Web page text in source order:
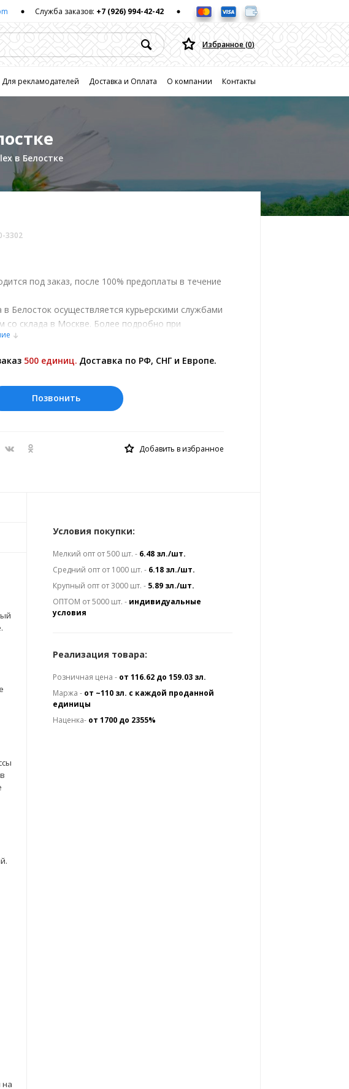
Служба заказов: +7 (926) 994-42-42
Избранное (0)
Для рекламодателей Доставка и Оплата О компании Контакты
в Белостке
3302
под заказ, после 100% предоплаты в течение
в Белосток осуществляется курьерскими службами
со склада в Москве. Более подробно при
с менеджером.
Текущий курс 10 руб.= 0.588984 зл.
500 единиц. Доставка по РФ, СНГ и Европе.
Позвонить
Добавить в избранное
на
Условия покупки:
Мелкий опт от 500 шт. - 6.48 зл./шт.
Средний опт от 1000 шт. - 6.18 зл./шт.
Крупный опт от 3000 шт. - 5.89 зл./шт.
ОПТОМ от 5000 шт. - индивидуальные
условия
Реализация товара:
Розничная цена - от 116.62 до 159.03 зл.
Маржа - от ~110 зл. с каждой проданной
единицы
Наценка- от 1700 до 2355%